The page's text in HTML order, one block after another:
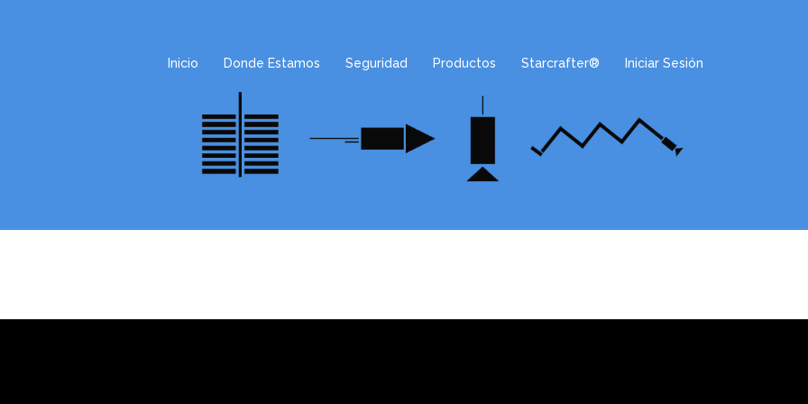
Inicio Donde Estamos Seguridad Productos Starcrafter® Iniciar Sesión